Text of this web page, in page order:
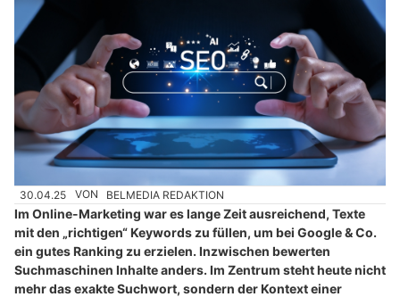
30.04.25 VON BELMEDIA REDAKTION
Im Online-Marketing war es lange Zeit ausreichend, Texte
mit den „richtigen“ Keywords zu füllen, um bei Google & Co.
ein gutes Ranking zu erzielen. Inzwischen bewerten
Suchmaschinen Inhalte anders. Im Zentrum steht heute nicht
mehr das exakte Suchwort, sondern der Kontext einer